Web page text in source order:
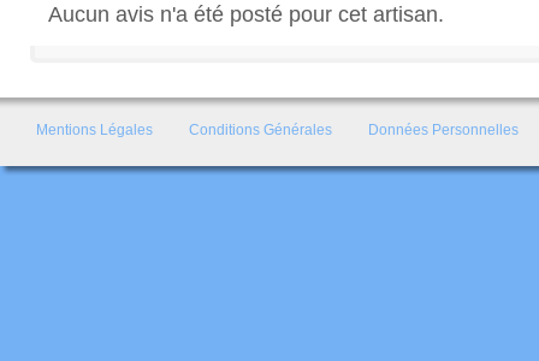
Aucun avis n'a été posté pour cet artisan.
Mentions Légales Conditions Générales Données Personnelles